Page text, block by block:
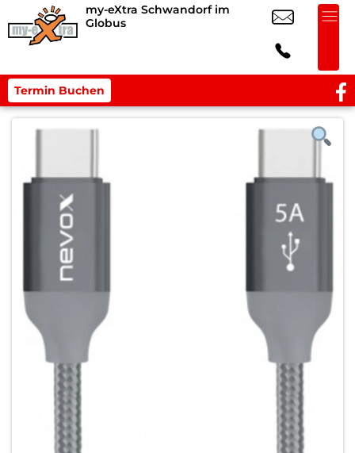
my-eXtra Schwandorf im
Globus
Termin Buchen